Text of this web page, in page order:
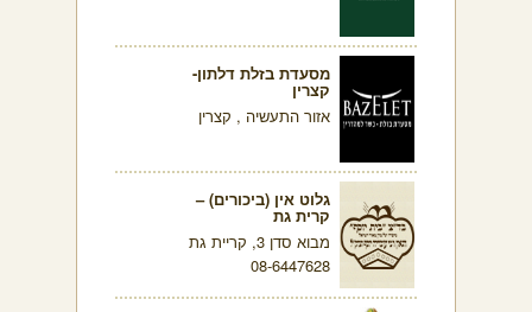
מסעדת בזלת דלתון-
קצרין
אזור התעשיה , קצרין
גלוט אין (ביכורים) –
קרית גת
מבוא סדן 3, קריית גת
08-6447628